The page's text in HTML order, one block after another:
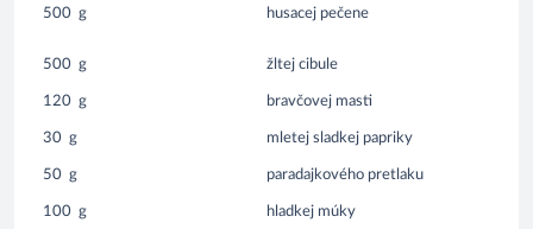
500 g husacej pečene
500 g žltej cibule
120 g bravčovej masti
30 g mletej sladkej papriky
50 g paradajkového pretlaku
100 g hladkej múky